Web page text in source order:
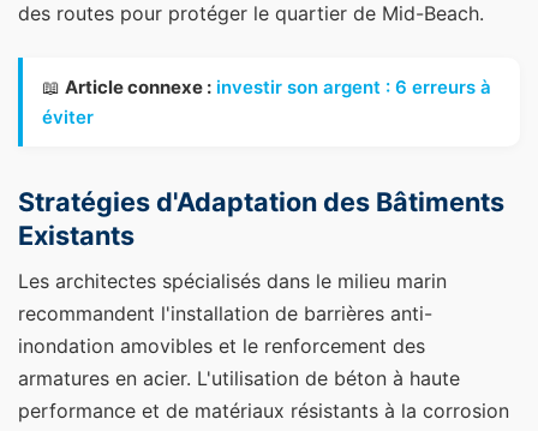
des routes pour protéger le quartier de Mid-Beach.
📖 Article connexe : investir son argent : 6 erreurs à
éviter
Stratégies d'Adaptation des Bâtiments
Existants
Les architectes spécialisés dans le milieu marin
recommandent l'installation de barrières anti-
inondation amovibles et le renforcement des
armatures en acier. L'utilisation de béton à haute
performance et de matériaux résistants à la corrosion